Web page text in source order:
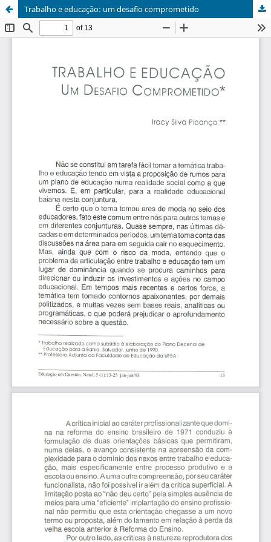
Trabalho e educação: um desafio comprometido